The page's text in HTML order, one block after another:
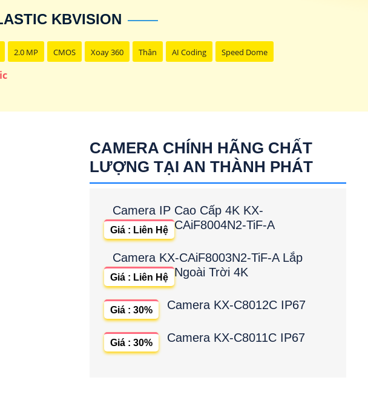
KBVISION
2.0 MP CMOS Xoay 360 Thân AI Coding Speed Dome
CAMERA CHÍNH HÃNG CHẤT
LƯỢNG TẠI AN THÀNH PHÁT
Camera IP Cao Cấp 4K KX-
CAiF8004N2-TiF-A
Giá : Liên Hệ
Camera KX-CAiF8003N2-TiF-A Lắp
Ngoài Trời 4K
Giá : Liên Hệ
Camera KX-C8012C IP67
Giá : 30%
Camera KX-C8011C IP67
Giá : 30%